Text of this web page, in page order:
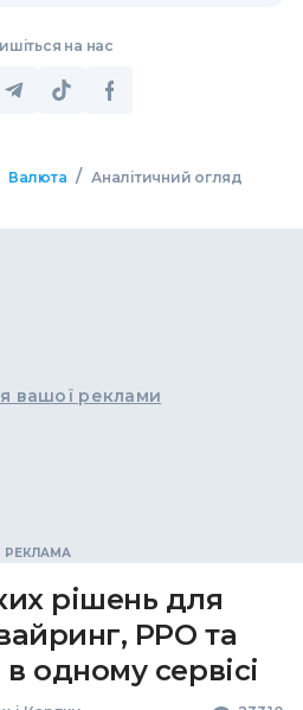
на нас
Валюта / Аналітичний огляд
вашої реклами
рішень для
РРО та
одному сервісі